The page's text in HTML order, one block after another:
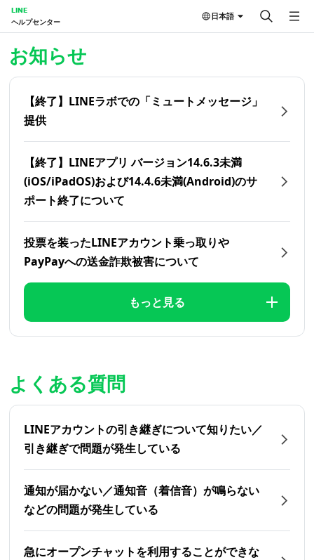
LINE
ヘルプセンター
日本語
お知らせ
【終了】LINEラボでの「ミュートメッセージ」
提供
【終了】LINEアプリ バージョン14.6.3未満
(iOS/iPadOS)および14.4.6未満(Android)のサ
ポート終了について
投票を装ったLINEアカウント乗っ取りや
PayPayへの送金詐欺被害について
もっと見る
よくある質問
LINEアカウントの引き継ぎについて知りたい／
引き継ぎで問題が発生している
通知が届かない／通知音（着信音）が鳴らない
などの問題が発生している
急にオープンチャットを利用することができな